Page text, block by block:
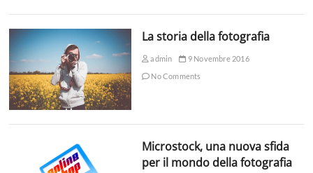
La storia della fotografia
admin
9 Novembre 2016
No Comments
Microstock, una nuova sfida
per il mondo della fotografia